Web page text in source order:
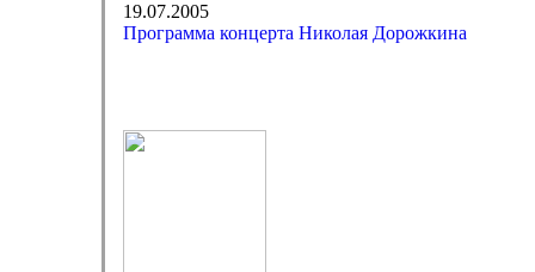
19.07.2005
Программа концерта Николая Дорожкина